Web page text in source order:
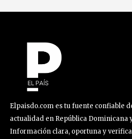
Elpaisdo.com es tu fuente confiable
actualidad en República Dominicana
Información clara, oportuna y